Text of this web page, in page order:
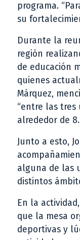
programa.
su
Durante la
región
de educación
quienes
Márquez,
“entre las tres
alrededor de
Junto a esto,
alguna de las
distintos
En la
que la mesa
deportivas y